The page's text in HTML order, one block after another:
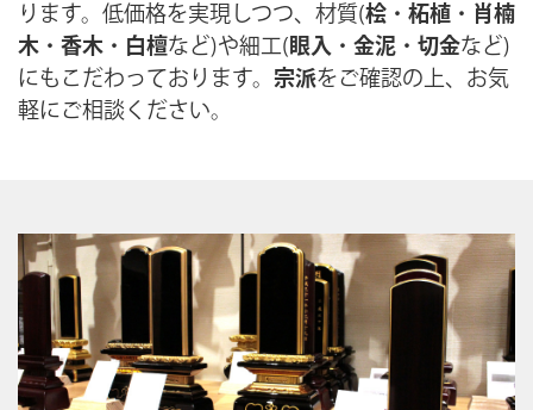
ります。低価格を実現しつつ、材質(桧 ・ 柘植 ・ 肖楠
木 ・ 香木 ・ 白檀など)や細工( 眼入 ・ 金泥 ・ 切金など)
にもこだわっております。 宗派をご確認の上、お気
軽にご相談ください。